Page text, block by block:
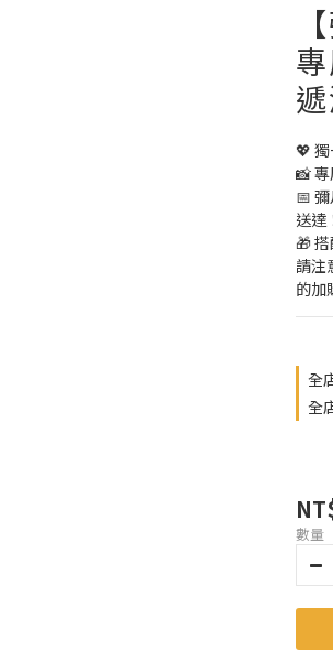
💖
📸
📅
送達
🎁
請注
的加
全
全
數量